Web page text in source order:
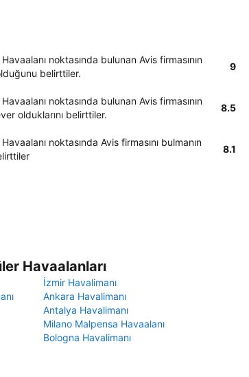
noktasında bulunan Avis firmasının
belirttiler.
9
noktasında bulunan Avis firmasının
olduklarını belirttiler.
8.5
noktasında Avis firmasını bulmanın
8.1
Havaalanları
İzmir Havalimanı
Ankara Havalimanı
Antalya Havalimanı
Milano Malpensa Havaalanı
Bologna Havalimanı